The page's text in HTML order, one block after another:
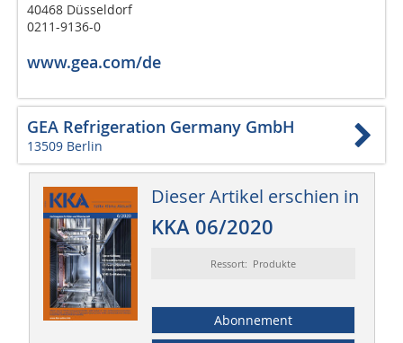
40468 Düsseldorf
0211-9136-0
www.gea.com/de
GEA Refrigeration Germany GmbH
13509 Berlin
Dieser Artikel erschien in
KKA 06/2020
Ressort: Produkte
Abonnement